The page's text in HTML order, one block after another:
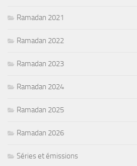
Ramadan 2021
Ramadan 2022
Ramadan 2023
Ramadan 2024
Ramadan 2025
Ramadan 2026
Séries et émissions